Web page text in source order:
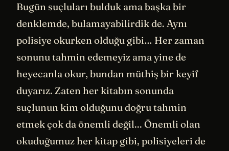
Bugün suçluları bulduk ama başka bir
denklemde, bulamayabilirdik de. Aynı
polisiye okurken olduğu gibi… Her zaman
sonunu tahmin edemeyiz ama yine de
heyecanla okur, bundan müthiş bir keyif
duyarız. Zaten her kitabın sonunda
suçlunun kim olduğunu doğru tahmin
etmek çok da önemli değil... Önemli olan
okuduğumuz her kitap gibi, polisiyeleri de